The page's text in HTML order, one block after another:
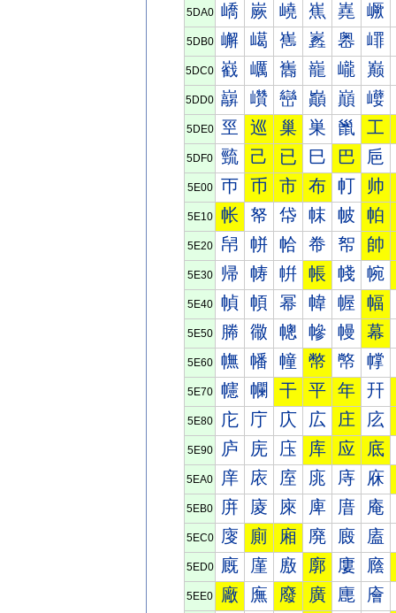
5DA0 嶠 嶡 嶢 嶣 嶤 嶥
5DB0 嶰 嶱 嶲 嶳 嶴 嶵
5DC0 巀 巁 巂 巃 巄 巅
5DD0 巐 巑 巒 巓 巔 巕
5DE0 巠 巡 巢 巣 巤 工
5DF0 巰 己 已 巳 巴 巵
5E00 帀 币 市 布 帄 帅
5E10 帐 帑 帒 帓 帔 帕
5E20 帠 帡 帢 帣 帤 帥
5E30 帰 帱 帲 帳 帴 帵
5E40 幀 幁 幂 幃 幄 幅
5E50 幐 幑 幒 幓 幔 幕
5E60 幠 幡 幢 幣 幤 幥
5E70 幰 幱 干 平 年 幵
5E80 庀 庁 庂 広 庄 庅
5E90 庐 庑 庒 库 应 底
5EA0 庠 庡 庢 庣 庤 庥
5EB0 庰 庱 庲 庳 庴 庵
5EC0 廀 廁 廂 廃 廄 廅
5ED0 廐 廑 廒 廓 廔 廕
5EE0 廠 廡 廢 廣 廤 廥